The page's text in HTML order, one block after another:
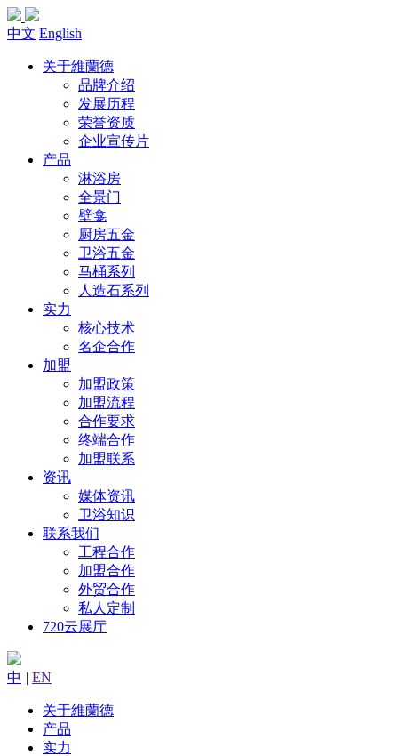
中文 English
关于維蘭德
品牌介绍
发展历程
荣誉资质
企业宣传片
产品
淋浴房
全景门
壁龛
厨房五金
卫浴五金
马桶系列
人造石系列
实力
核心技术
名企合作
加盟
加盟政策
加盟流程
合作要求
终端合作
加盟联系
资讯
媒体资讯
卫浴知识
联系我们
工程合作
加盟合作
外贸合作
私人定制
720云展厅
中 | EN
关于維蘭德
产品
实力